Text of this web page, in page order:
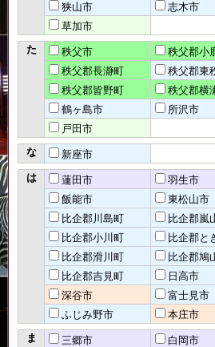
狭山市
志木市
草加市
た
秩父市
秩父郡小
秩父郡長瀞町
秩父郡東
秩父郡皆野町
秩父郡横
鶴ヶ島市
所沢市
戸田市
な
新座市
は
蓮田市
羽生市
飯能市
東松山市
比企郡川島町
比企郡嵐
比企郡小川町
比企郡と
比企郡滑川町
比企郡鳩
比企郡吉見町
日高市
深谷市
富士見市
ふじみ野市
本庄市
ま
三郷市
白岡市